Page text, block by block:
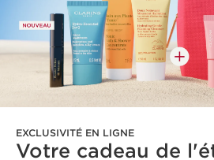
EXCLUSIVITÉ EN LIGNE
Votre cadeau de